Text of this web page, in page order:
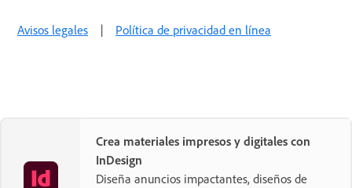
Avisos legales | Política de privacidad en línea
Crea materiales impresos y digitales con
InDesign
Diseña anuncios impactantes, diseños de